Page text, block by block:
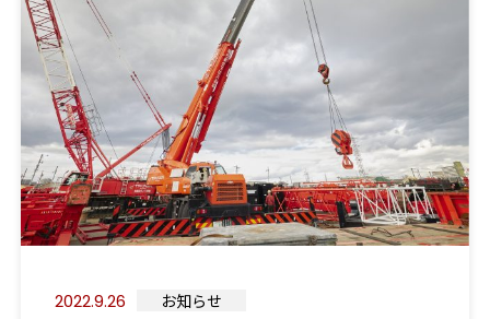
2022.9.26 お知らせ